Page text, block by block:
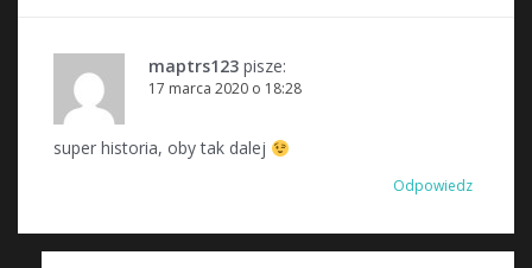
maptrs123 pisze:
17 marca 2020 o 18:28
super historia, oby tak dalej
Odpowiedz